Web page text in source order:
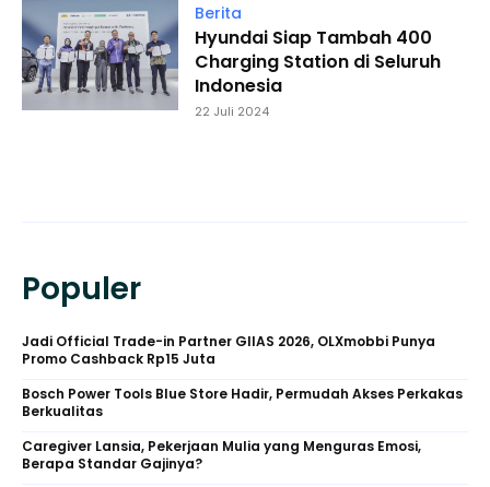
Berita
Hyundai Siap Tambah 400
Charging Station di Seluruh
Indonesia
22 Juli 2024
Populer
Jadi Official Trade-in Partner GIIAS 2026, OLXmobbi Punya
Promo Cashback Rp15 Juta
Bosch Power Tools Blue Store Hadir, Permudah Akses Perkakas
Berkualitas
Caregiver Lansia, Pekerjaan Mulia yang Menguras Emosi,
Berapa Standar Gajinya?